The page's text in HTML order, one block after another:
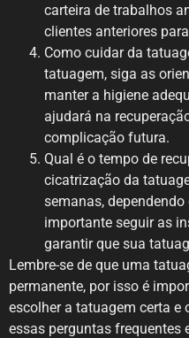
carteira de trabalhos
clientes anteriores
Como cuidar da
tatuagem, siga as
manter a higiene
ajudará na
complicação futura.
Qual é o tempo de
cicatrização da
semanas,
importante seguir as
garantir que sua
Lembre-se de que uma
permanente, por isso é
escolher a tatuagem certa e
essas perguntas frequentes